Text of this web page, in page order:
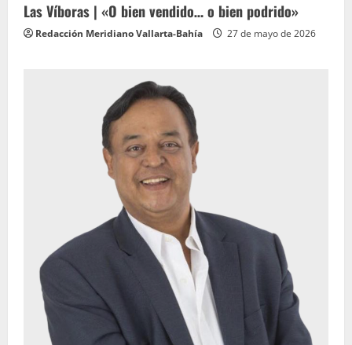
Las Víboras | «O bien vendido… o bien podrido»
Redacción Meridiano Vallarta-Bahía 27 de mayo de 2026